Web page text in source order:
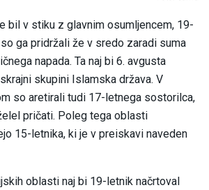
bil v stiku z glavnim osumljencem, 19-
ga pridržali že v sredo zaradi suma
napada. Ta naj bi 6. avgusta
skupini Islamska država. V
so aretirali tudi 17-letnega sostorilca,
pričati. Poleg tega oblasti
15-letnika, ki je v preiskavi naveden
oblasti naj bi 19-letnik načrtoval